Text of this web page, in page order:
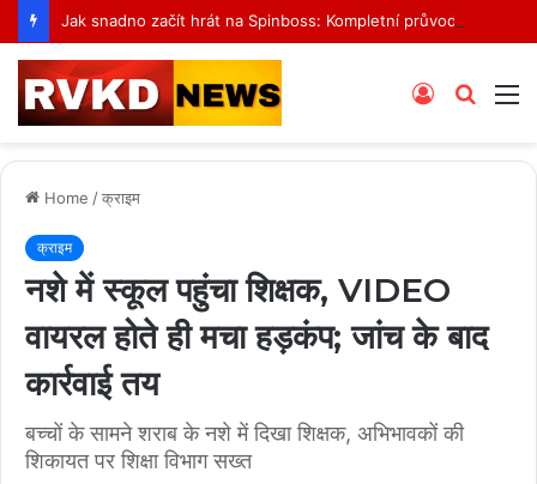
Search
Log
Home /क्राइम
क्राइम
नशे में स्कूल पहुंचा शिक्षक, VIDEO
वायरल होते ही मचा हड़कंप; जांच के बाद
कार्रवाई तय
बच्चों के सामने शराब के नशे में दिखा शिक्षक, अभिभावकों की
शिकायत पर शिक्षा विभाग सख्त